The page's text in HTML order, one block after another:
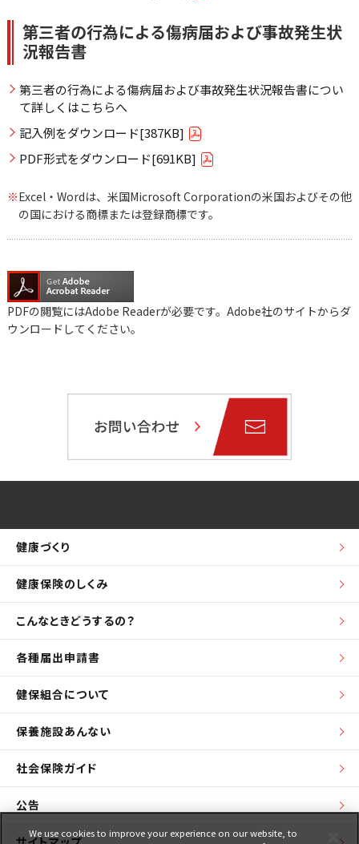
第三者の行為による傷病届および事故発生状
況報告書
第三者の行為による傷病届および事故発生状況報告書につい
て詳しくはこちらへ
記入例をダウンロード[387KB]
PDF形式をダウンロード[691KB]
※Excel・Wordは、米国Microsoft Corporationの米国およびその他
の国における商標または登録商標です。
PDFの閲覧にはAdobe Readerが必要です。Adobe社のサイトからダ
ウンロードしてください。
健康づくり
健康保険のしくみ
こんなときどうするの？
各種届出申請書
健保組合について
保養施設あんない
社会保険ガイド
公告
We use cookies to improve your experience on our website, to